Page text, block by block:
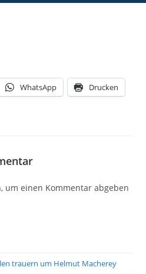
WhatsApp Drucken
um einen Kommentar abgeben
trauern um Helmut Macherey